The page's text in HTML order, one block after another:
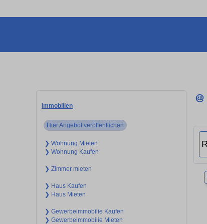
Immobilien
Hier Angebot veröffentlichen
❯ Wohnung Mieten
❯ Wohnung Kaufen
❯ Zimmer mieten
❯ Haus Kaufen
❯ Haus Mieten
❯ Gewerbeimmobilie Kaufen
❯ Gewerbeimmobilie Mieten